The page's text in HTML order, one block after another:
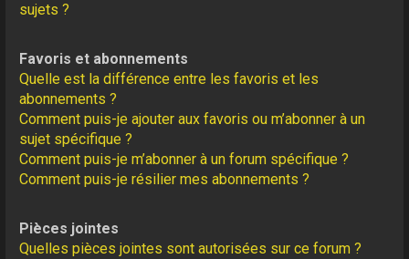
sujets ?
Favoris et abonnements
Quelle est la différence entre les favoris et les
abonnements ?
Comment puis-je ajouter aux favoris ou m’abonner à un
sujet spécifique ?
Comment puis-je m’abonner à un forum spécifique ?
Comment puis-je résilier mes abonnements ?
Pièces jointes
Quelles pièces jointes sont autorisées sur ce forum ?